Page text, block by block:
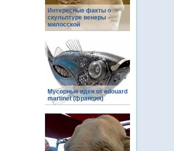
Интересные факты о
скульптуре венеры
милосской
Мусорные идеи от edouard
martinet (франция)